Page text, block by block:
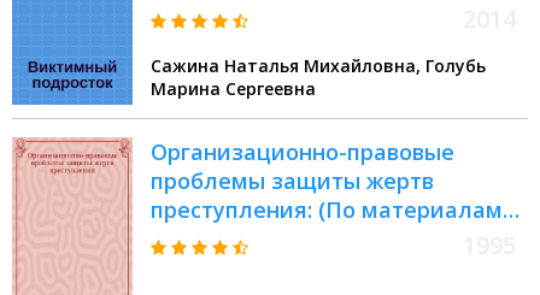
Сажина Наталья Михайловна, Голубь
Марина Сергеевна
Оpганизационно-пpавовые
пpоблемы защиты жеpтв
пpеступления: (По матеpиалам
заpуб. пpактики) : Автореф. дис.